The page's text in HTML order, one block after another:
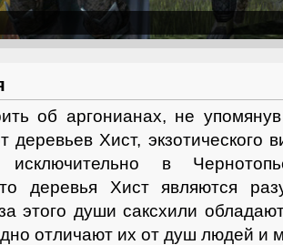
об аргонианах, не
деревьев Хист, экзотического
исключительно в
деревья Хист являются
этого души саксхили
отличают их от душ людей и